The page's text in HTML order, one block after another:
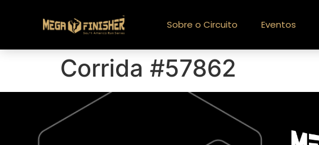
Sobre o Circuito Eventos
Corrida #57862